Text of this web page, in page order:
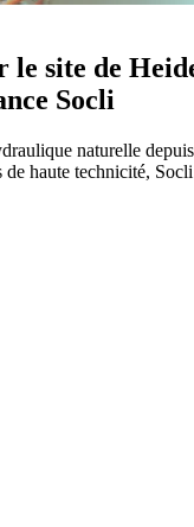
le site de
Socli
naturelle
de haute technicité,